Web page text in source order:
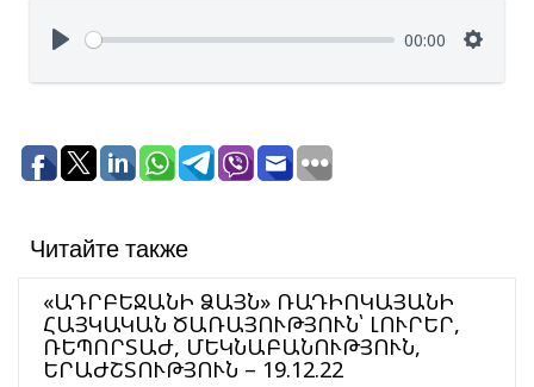
00:00
Читайте также
«ԱԴՐԲԵՋԱՆԻ ՁԱՅՆ» ՌԱԴԻՈԿԱՅԱՆԻ
ՀԱՅԿԱԿԱՆ ԾԱՌԱՅՈՒԹՅՈՒՆ՝ ԼՈՒՐԵՐ,
ՌԵՊՈՐՏԱԺ, ՄԵԿՆԱԲԱՆՈՒԹՅՈՒՆ,
ԵՐԱԺՇՏՈՒԹՅՈՒՆ – 19.12.22